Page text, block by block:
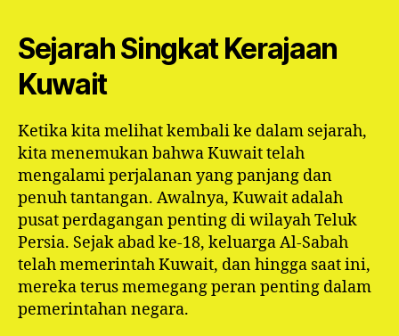
Sejarah Singkat Kerajaan
Kuwait
Ketika kita melihat kembali ke dalam sejarah,
kita menemukan bahwa Kuwait telah
mengalami perjalanan yang panjang dan
penuh tantangan. Awalnya, Kuwait adalah
pusat perdagangan penting di wilayah Teluk
Persia. Sejak abad ke-18, keluarga Al-Sabah
telah memerintah Kuwait, dan hingga saat ini,
mereka terus memegang peran penting dalam
pemerintahan negara.